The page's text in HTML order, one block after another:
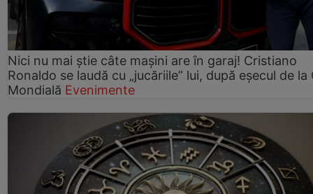
Nici nu mai știe câte mașini are în garaj! Cristiano
Ronaldo se laudă cu „jucăriile” lui, după eșecul de la
Mondială Evenimente